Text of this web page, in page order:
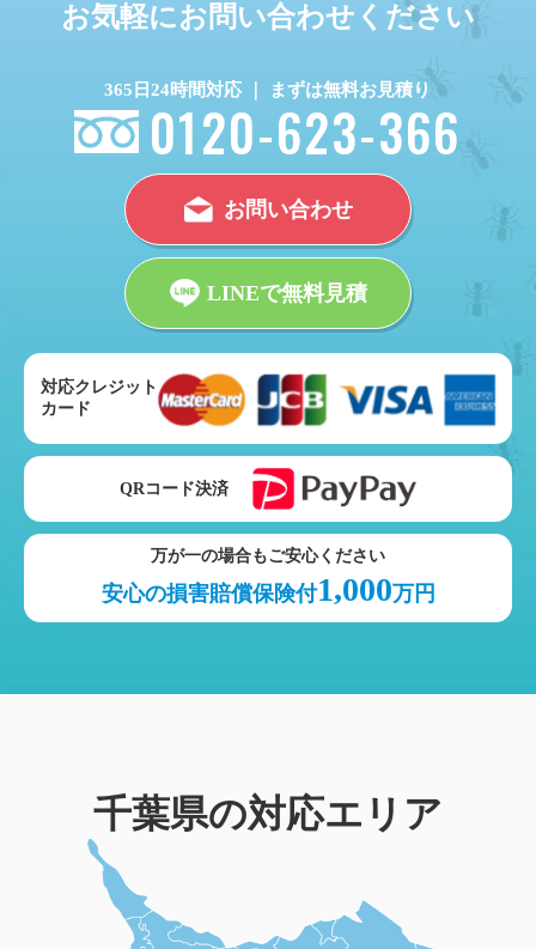
お気軽にお問い合わせください
365日24時間対応 ｜ まずは無料お見積り
0120-623-366
お問い合わせ
LINEで無料見積
対応クレジット
カード
QRコード決済
万が一の場合もご安心ください
安心の損害賠償保険付1,000万円
千葉県の対応エリア